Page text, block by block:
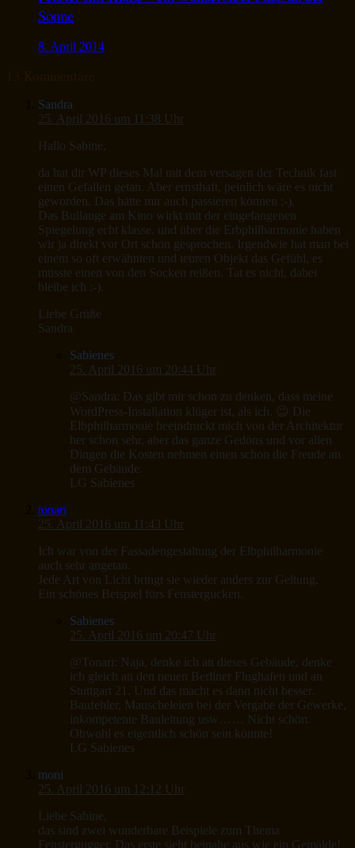
Sonne
8. April 2014
Sandra
25. April 2016 um 11:38 Uhr
Hallo Sabine,
da hat dir WP dieses Mal mit dem versagen der Technik fast
einen Gefallen getan. Aber ernsthaft, peinlich wäre es nicht
geworden. Das hätte mir auch passieren können ;-).
Das Bullauge am Kino wirkt mit der eingefangenen
Spiegelung echt klasse. und über die Erbphilharmonie haben
wir ja direkt vor Ort schon gesprochen. Irgendwie hat man bei
einem so oft erwähnten und teuren Objekt das Gefühl, es
müsste einen von den Socken reißen. Tat es nicht, dabei
bleibe ich ;-).
Liebe Grüße
Sandra
Sabienes
25. April 2016 um 20:44 Uhr
@Sandra: Das gibt mir schon zu denken, dass meine
WordPress-Installation klüger ist, als ich. 😉 Die
Elbphilharmonie beeindruckt mich von der Architektur
her schon sehr, aber das ganze Gedöns und vor allen
Dingen die Kosten nehmen einen schon die Freude an
dem Gebäude.
LG Sabienes
tonari
25. April 2016 um 11:43 Uhr
Ich war von der Fassadengestaltung der Elbphilharmonie
auch sehr angetan.
Jede Art von Licht bringt sie wieder anders zur Geltung.
Ein schönes Beispiel fürs Fenstergucken.
Sabienes
25. April 2016 um 20:47 Uhr
@Tonari: Naja, denke ich an dieses Gebäude, denke
ich gleich an den neuen Berliner Flughafen und an
Stuttgart 21. Und das macht es dann nicht besser.
Baufehler, Mauscheleien bei der Vergabe der Gewerke,
inkompetente Bauleitung usw…… Nicht schön.
Obwohl es eigentlich schön sein könnte!
LG Sabienes
moni
25. April 2016 um 12:12 Uhr
Liebe Sabine,
das sind zwei wunderbare Beispiele zum Thema
Fenstergugger. Das erste sieht beinahe aus wie ein Gemälde!